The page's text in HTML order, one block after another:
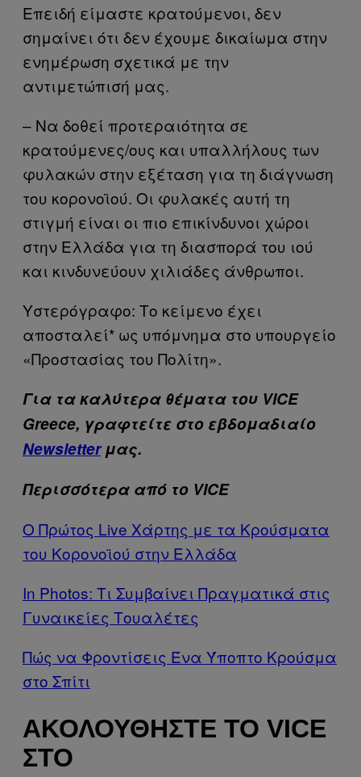
Επειδή είμαστε κρατούμενοι, δεν
σημαίνει ότι δεν έχουμε δικαίωμα στην
ενημέρωση σχετικά με την
αντιμετώπισή μας.
– Να δοθεί προτεραιότητα σε
κρατούμενες/ους και υπαλλήλους των
φυλακών στην εξέταση για τη διάγνωση
του κορονοϊού. Οι φυλακές αυτή τη
στιγμή είναι οι πιο επικίνδυνοι χώροι
στην Ελλάδα για τη διασπορά του ιού
και κινδυνεύουν χιλιάδες άνθρωποι.
Υστερόγραφο: Το κείμενο έχει
αποσταλεί* ως υπόμνημα στο υπουργείο
«Προστασίας του Πολίτη».
Για τα καλύτερα θέματα του VICE
Greece, γραφτείτε στο εβδομαδιαίο
Newsletterμας.
Περισσότερα από το VICE
Ο Πρώτος Live Χάρτης με τα Κρούσματα
του Κορονοϊού στην Ελλάδα
In Photos: Τι Συμβαίνει Πραγματικά στις
Γυναικείες Τουαλέτες
Πώς να Φροντίσεις Ένα Ύποπτο Κρούσμα
στο Σπίτι
ΑΚΟΛΟΥΘΉΣΤΕ ΤΟ VICE
ΣΤΟ